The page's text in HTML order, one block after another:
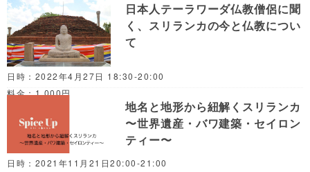
日本人テーラワーダ仏教僧侶に聞
く、スリランカの今と仏教につい
て
日時：2022年4月27日 18:30-20:00
料金：1,000円
地名と地形から紐解くスリランカ
〜世界遺産・バワ建築・セイロン
ティー〜
日時：2021年11月21日20:00-21:00